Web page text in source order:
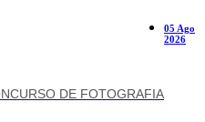
DE FOTOGRAFIA
05 Ago
2026